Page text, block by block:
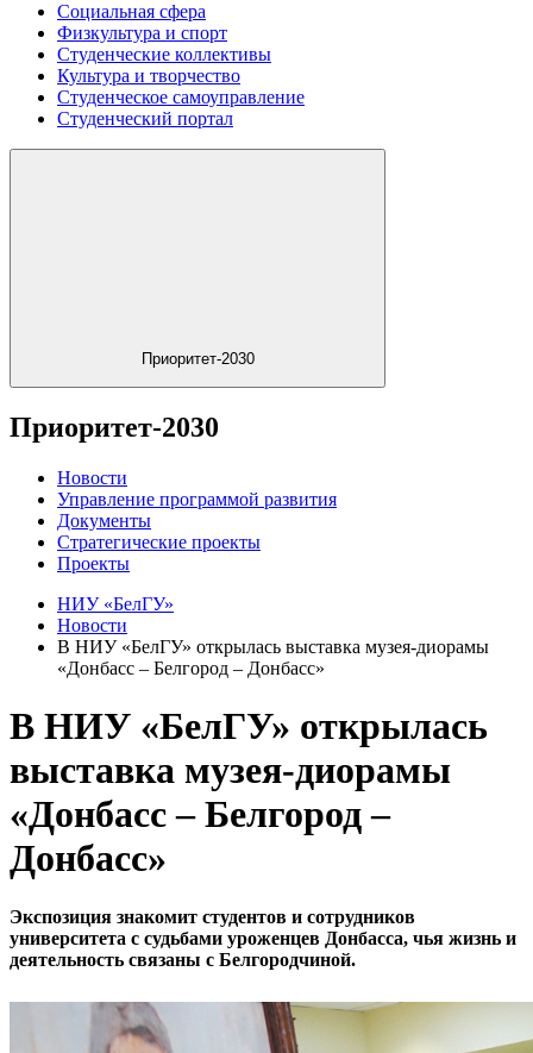
Социальная сфера
Физкультура и спорт
Студенческие коллективы
Культура и творчество
Студенческое самоуправление
Студенческий портал
Приоритет-2030
Приоритет-2030
Новости
Управление программой развития
Документы
Стратегические проекты
Проекты
НИУ «БелГУ»
Новости
В НИУ «БелГУ» открылась выставка музея-диорамы
«Донбасс – Белгород – Донбасс»
В НИУ «БелГУ» открылась
выставка музея-диорамы
«Донбасс – Белгород –
Донбасс»
Экспозиция знакомит студентов и сотрудников
университета с судьбами уроженцев Донбасса, чья жизнь и
деятельность связаны с Белгородчиной.